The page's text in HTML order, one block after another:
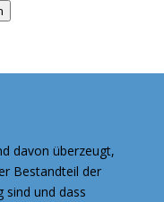
davon überzeugt,
Bestandteil der
sind und dass